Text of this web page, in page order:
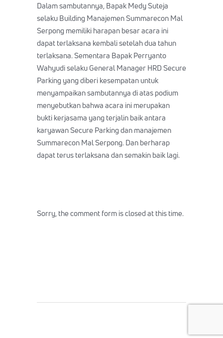
Dalam sambutannya, Bapak Medy Suteja
selaku Building Manajemen Summarecon Mal
Serpong memiliki harapan besar acara ini
dapat terlaksana kembali setelah dua tahun
terlaksana. Sementara Bapak Perryanto
Wahyudi selaku General Manager HRD Secure
Parking yang diberi kesempatan untuk
menyampaikan sambutannya di atas podium
menyebutkan bahwa acara ini merupakan
bukti kerjasama yang terjalin baik antara
karyawan Secure Parking dan manajemen
Summarecon Mal Serpong. Dan berharap
dapat terus terlaksana dan semakin baik lagi.
Sorry, the comment form is closed at this time.